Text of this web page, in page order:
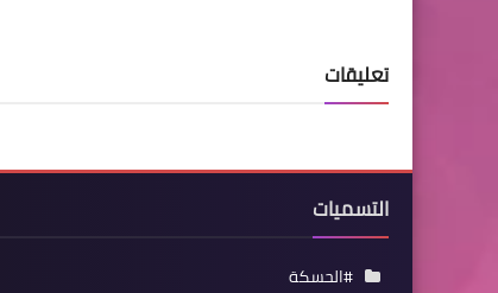
تعليقات
التسميات
#الحسكة